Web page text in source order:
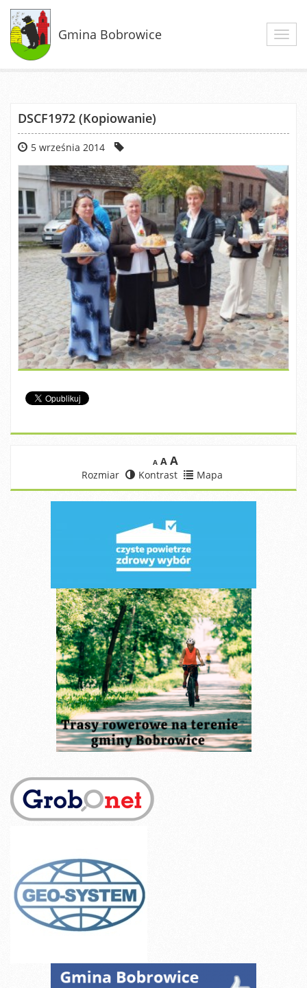
Gmina Bobrowice
DSCF1972 (Kopiowanie)
5 września 2014
A A A
Rozmiar Kontrast Mapa